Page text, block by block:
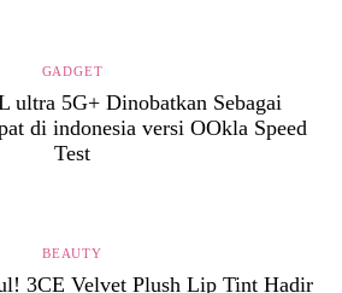
GADGET
ultra 5G+ Dinobatkan Sebagai
di indonesia versi OOkla Speed
Test
BEAUTY
3CE Velvet Plush Lip Tint Hadir